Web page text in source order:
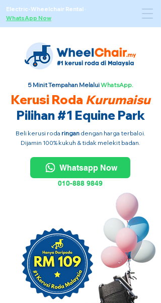
Electric-Wheelchair Rental ·
WhatsApp Now
5 Minit Tempahan MelaluiWhatsApp.
Kerusi Roda Kurumaisu
Pilihan #1 Equine Park
Beli kerusi roda ringan dengan harga terbaloi.
Dijamin 100% kukuh & tidak melekit badan.
Whatsapp Now
010-888 9849